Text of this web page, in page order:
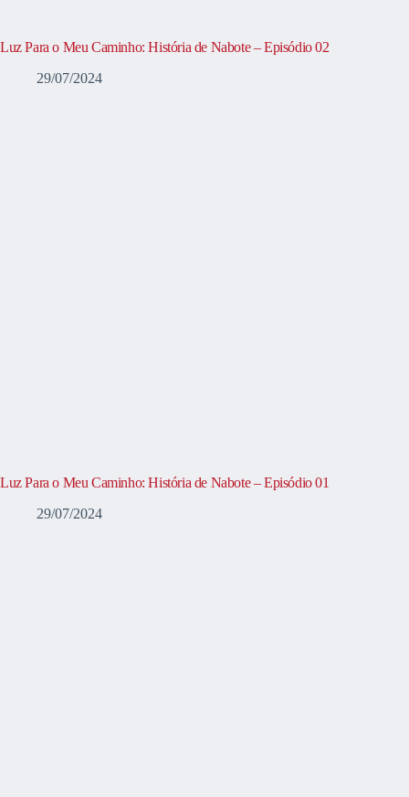
Luz Para o Meu Caminho: História de Nabote – Episódio 02
29/07/2024
Luz Para o Meu Caminho: História de Nabote – Episódio 01
29/07/2024